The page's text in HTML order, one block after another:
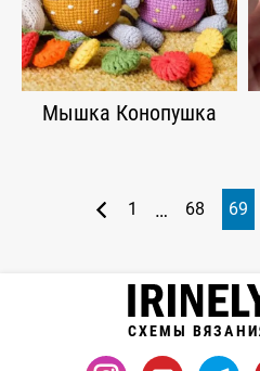
Мышка Конопушка
1 … 68 69